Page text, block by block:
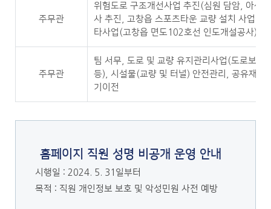
주무관
위험도로 구조개선사업 추진(심원 담암, 아산
사 추진, 고창읍 스포츠타운 교량 설치 사업
타사업(고창읍 면도102호선 인도개설공사)
주무관
팀 서무, 도로 및 교량 유지관리사업(도로보수
등), 시설물(교량 및 터널) 안전관리, 공유재산
기이전
홈페이지 직원 성명 비공개 운영 안내
시행일 : 2024. 5. 31일부터
목적 : 직원 개인정보 보호 및 악성민원 사전 예방